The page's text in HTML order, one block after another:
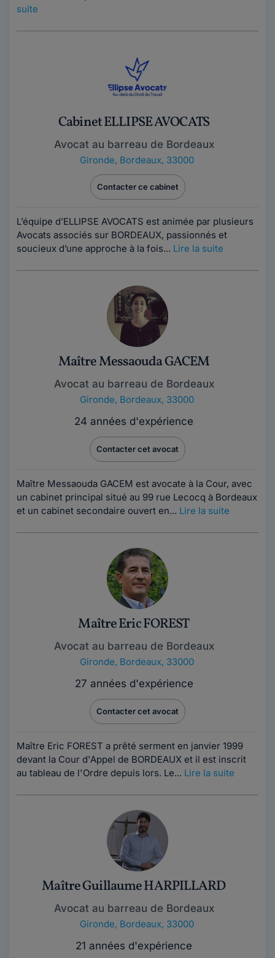
suite
Cabinet ELLIPSE AVOCATS
Avocat au barreau de Bordeaux
Gironde, Bordeaux, 33000
Contacter ce cabinet
L’équipe d’ELLIPSE AVOCATS est animée par plusieurs
Avocats associés sur BORDEAUX, passionnés et
soucieux d’une approche à la fois... Lire la suite
Maître Messaouda GACEM
Avocat au barreau de Bordeaux
Gironde, Bordeaux, 33000
24 années d'expérience
Contacter cet avocat
Maître Messaouda GACEM est avocate à la Cour, avec
un cabinet principal situé au 99 rue Lecocq à Bordeaux
et un cabinet secondaire ouvert en... Lire la suite
Maître Eric FOREST
Avocat au barreau de Bordeaux
Gironde, Bordeaux, 33000
27 années d'expérience
Contacter cet avocat
Maître Eric FOREST a prêté serment en janvier 1999
devant la Cour d'Appel de BORDEAUX et il est inscrit
au tableau de l'Ordre depuis lors. Le... Lire la suite
Maître Guillaume HARPILLARD
Avocat au barreau de Bordeaux
Gironde, Bordeaux, 33000
21 années d'expérience